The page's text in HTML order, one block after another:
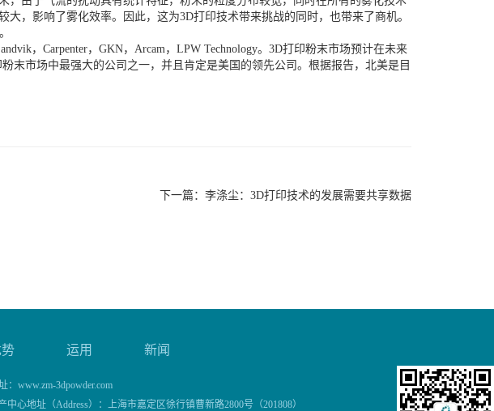
，影响了雾化效率。因此，这为3D打印技术带来挑战的同时，也带来了商机。
，Carpenter，GKN，Arcam，LPW Technology。3D打印粉末市场预计在未来
末市场中最强大的公司之一，并且肯定是美国的领先公司。根据报告，北美是目
下一篇： 李涤尘：3D打印技术的发展需要共享数据
运用 新闻
：www.zm-3dpowder.com
心地址（Address）：上海市嘉定区徐行镇曹新路2800号（201808）